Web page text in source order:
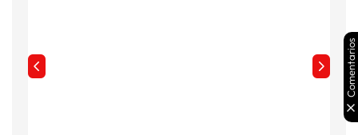
Comentarios